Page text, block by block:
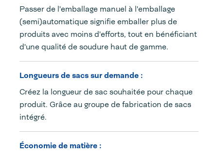
Passer de l'emballage manuel à l'emballage
(semi)automatique signifie emballer plus de
produits avec moins d'efforts, tout en bénéficiant
d'une qualité de soudure haut de gamme.
Longueurs de sacs sur demande :
Créez la longueur de sac souhaitée pour chaque
produit. Grâce au groupe de fabrication de sacs
intégré.
Économie de matière :